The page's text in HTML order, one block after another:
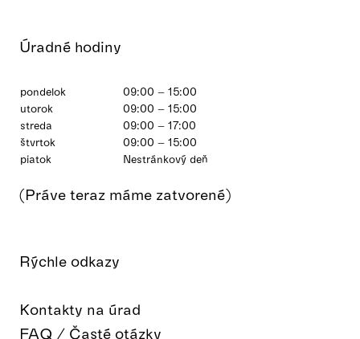
Rýchle odkazy
Kontakty na úrad
FAQ / Časté otázky
Úradné hodiny
pondelok
09:00 – 15:00
utorok
09:00 – 15:00
streda
09:00 – 17:00
štvrtok
09:00 – 15:00
piatok
Nestránkový deň
(Práve teraz máme zatvorené)